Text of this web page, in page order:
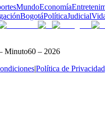
MundoEconomía
BogotáPolíticaJudicial
Minuto60 – 2026
|Política de Privacidad